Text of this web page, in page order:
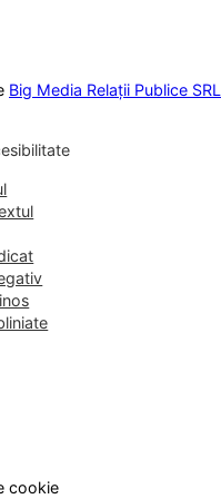
Big Media Relații Publice SRL
cookie